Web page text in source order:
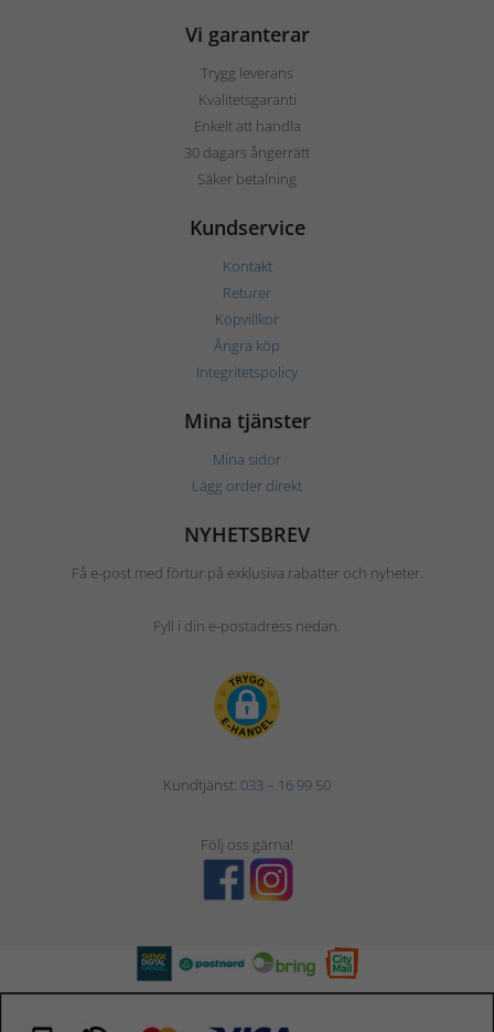
Vi garanterar
Trygg leverans
Kvalitetsgaranti
Enkelt att handla
30 dagars ångerrätt
Säker betalning
Kundservice
Kontakt
Returer
Köpvillkor
Ångra köp
Integritetspolicy
Mina tjänster
Mina sidor
Lägg order direkt
NYHETSBREV
Få e-post med förtur på exklusiva rabatter och nyheter.
Fyll i din e-postadress nedan.
Kundtjänst: 033 – 16 99 50
Följ oss gärna!